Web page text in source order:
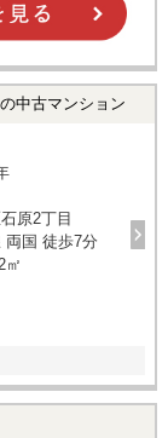
中古マンション
原2丁目
両国 徒歩7分
㎡